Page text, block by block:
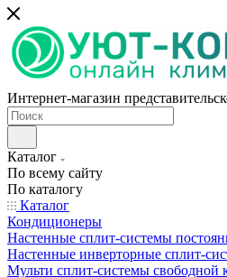
Интернет-магазин
Каталог
По всему сайту
По каталогу
Каталог
Кондиционеры
Настенные сплит-системы
Настенные инверторные сплит-
Мульти сплит-системы свободной